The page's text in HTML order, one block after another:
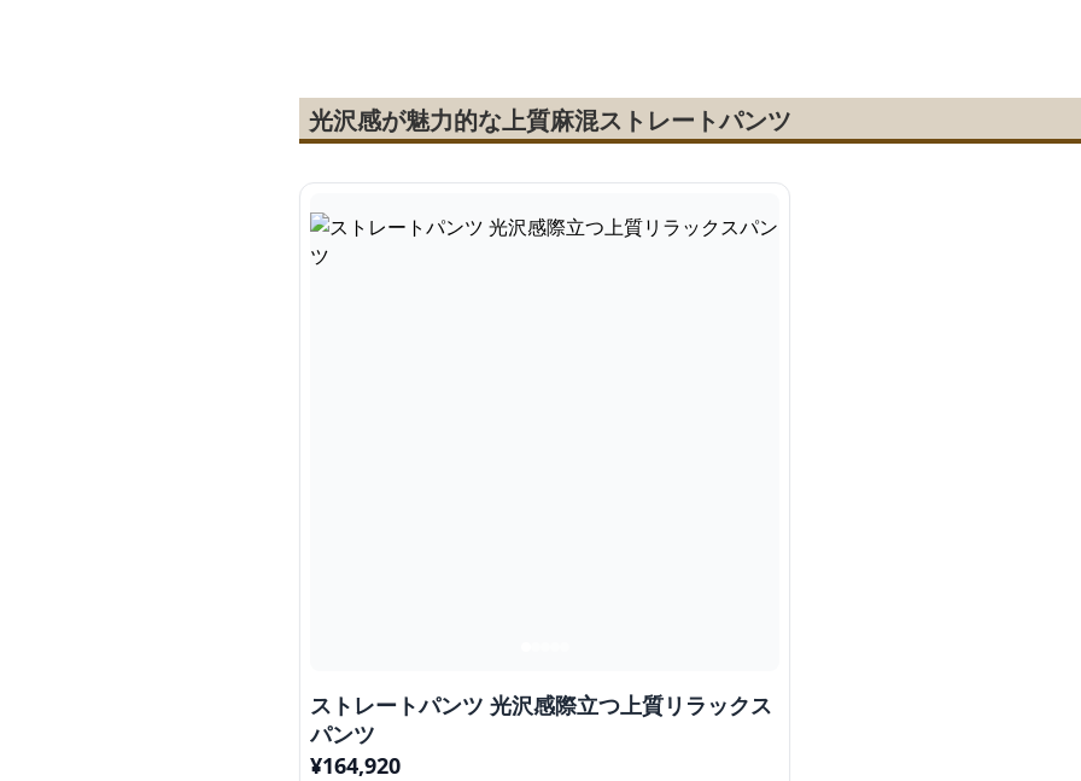
光沢感が魅力的な上質麻混ストレートパンツ
ストレートパンツ 光沢感際立つ上質リラックス
パンツ
¥164,920